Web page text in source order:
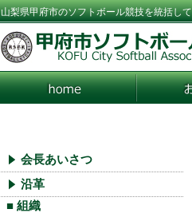
山梨県甲府市のソフトボール競技を統括し
会長あいさつ
沿革
■ 組織